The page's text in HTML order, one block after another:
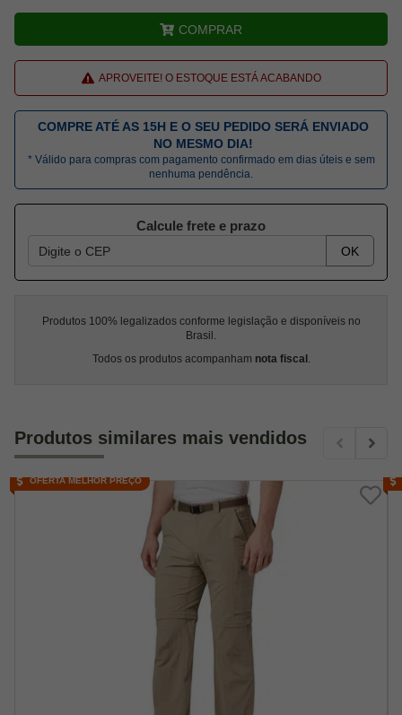
COMPRAR
APROVEITE! O ESTOQUE ESTÁ ACABANDO
COMPRE ATÉ AS 15H E O SEU PEDIDO SERÁ ENVIADO
NO MESMO DIA!
* Válido para compras com pagamento confirmado em dias úteis e sem
nenhuma pendência.
Calcule frete e prazo
OK
Produtos 100% legalizados conforme legislação e disponíveis no
Brasil.
Todos os produtos acompanham nota fiscal .
Produtos similares mais vendidos
OFERTA MELHOR PREÇO